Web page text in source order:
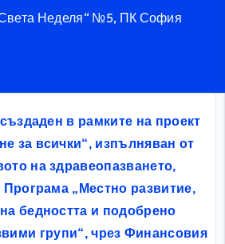
Неделя“ №5, ПК София
в рамките на проект
за всички“, изпълняван от
на здравеопазването,
„Местно развитие,
бедността и подобрено
групи“, чрез Финансовия